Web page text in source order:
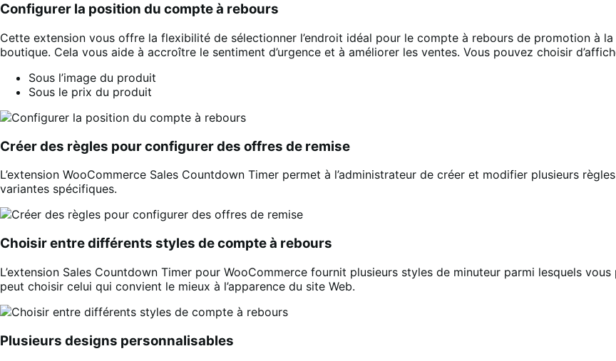
Configurer la position du compte à rebours
Cette extension vous offre la flexibilité de sélectionner l’endroit idéal pour le compte à rebours de promotion à
boutique. Cela vous aide à accroître le sentiment d’urgence et à améliorer les ventes. Vous pouvez choisir
Sous l’image du produit
Sous le prix du produit
Créer des règles pour configurer des offres de remise
L’extension WooCommerce Sales Countdown Timer permet à l’administrateur de créer et modifier plusieurs
variantes spécifiques.
Choisir entre différents styles de compte à rebours
L’extension Sales Countdown Timer pour WooCommerce fournit plusieurs styles de minuteur parmi lesquels
peut choisir celui qui convient le mieux à l’apparence du site Web.
Plusieurs designs personnalisables